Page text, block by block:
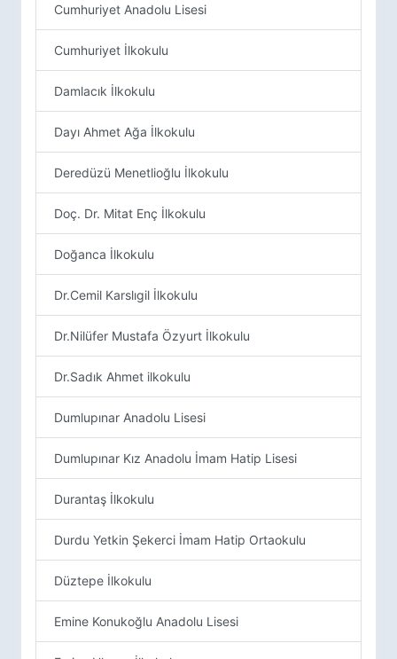
Cumhuriyet Anadolu Lisesi
Cumhuriyet İlkokulu
Damlacık İlkokulu
Dayı Ahmet Ağa İlkokulu
Deredüzü Menetlioğlu İlkokulu
Doç. Dr. Mitat Enç İlkokulu
Doğanca İlkokulu
Dr.Cemil Karslıgil İlkokulu
Dr.Nilüfer Mustafa Özyurt İlkokulu
Dr.Sadık Ahmet ilkokulu
Dumlupınar Anadolu Lisesi
Dumlupınar Kız Anadolu İmam Hatip Lisesi
Durantaş İlkokulu
Durdu Yetkin Şekerci İmam Hatip Ortaokulu
Düztepe İlkokulu
Emine Konukoğlu Anadolu Lisesi